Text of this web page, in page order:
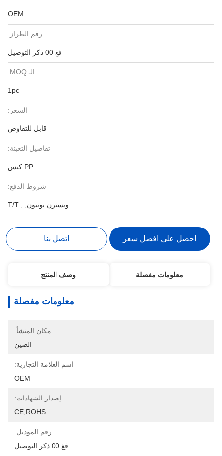
OEM
رقم الطراز:
فغ 00 ذكر التوصيل
الـ MOQ:
1pc
السعر:
قابل للتفاوض
تفاصيل التعبئة:
PP كيس
شروط الدفع:
ويسترن يونيون, , T/T
احصل على افضل سعر اتصل بنا
معلومات مفصلة وصف المنتج
معلومات مفصلة
مكان المنشأ:
الصين
اسم العلامة التجارية:
OEM
إصدار الشهادات:
CE,ROHS
رقم الموديل:
فغ 00 ذكر التوصيل